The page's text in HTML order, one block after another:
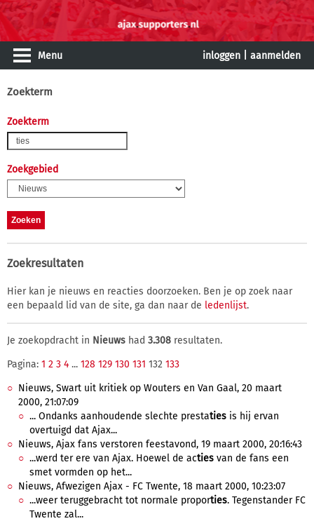
Menu inloggen aanmelden
Zoekterm
Zoekterm
Zoekgebied
Zoekresultaten
Hier kan je nieuws en reacties doorzoeken. Ben je op zoek naar
een bepaald lid van de site, ga dan naar de ledenlijst.
Je zoekopdracht in Nieuws had 3.308 resultaten.
Pagina: 1 2 3 4 ... 128 129 130 131 132 133
Nieuws, Swart uit kritiek op Wouters en Van Gaal, 20 maart
2000, 21:07:09
... Ondanks aanhoudende slechte prestaties is hij ervan
overtuigd dat Ajax...
Nieuws, Ajax fans verstoren feestavond, 19 maart 2000, 20:16:43
...werd ter ere van Ajax. Hoewel de acties van de fans een
smet vormden op het...
Nieuws, Afwezigen Ajax - FC Twente, 18 maart 2000, 10:23:07
...weer teruggebracht tot normale proporties. Tegenstander FC
Twente zal...